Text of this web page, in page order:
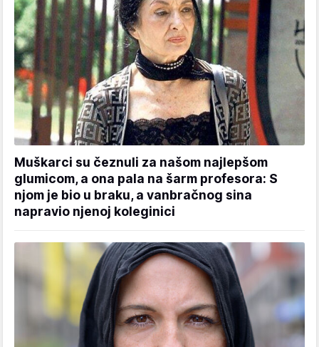
Muškarci su čeznuli za našom najlepšom
glumicom, a ona pala na šarm profesora: S
njom je bio u braku, a vanbračnog sina
napravio njenoj koleginici